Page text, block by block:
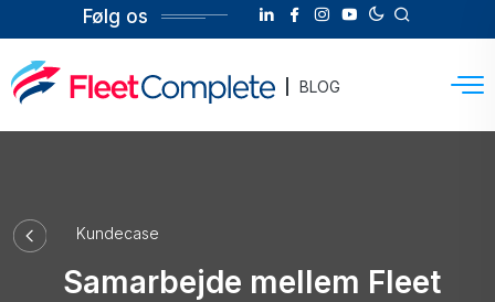
Følg os
BLOG
Kundecase
Samarbejde mellem Fleet